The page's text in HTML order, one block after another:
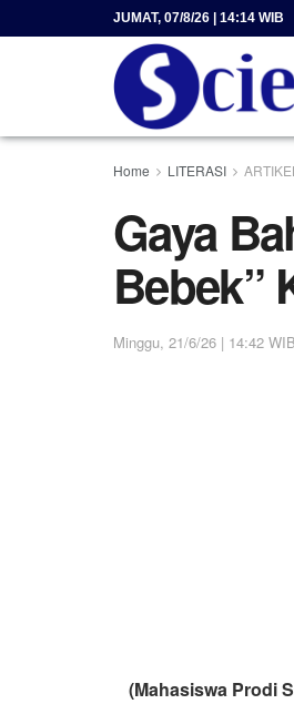
JUMAT, 07/8/26 | 14:14 WIB
Home LITERASI ARTIKEL
Gaya
Bebek”
Minggu, 21/6/26 | 14:42 WIB
(Mahasiswa Prodi